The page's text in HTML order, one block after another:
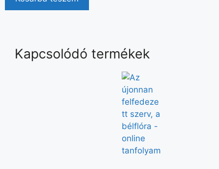
Kapcsolódó termékek